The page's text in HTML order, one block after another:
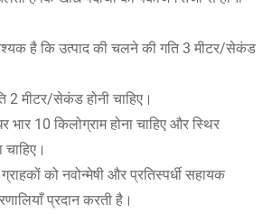
है कि उत्पाद की चलने की गति 3 मीटर/सेकंड
2 मीटर/सेकंड होनी चाहिए।
भार 10 किलोग्राम होना चाहिए और स्थिर
को नवोन्मेषी और प्रतिस्पर्धी सहायक
प्रदान करती है।